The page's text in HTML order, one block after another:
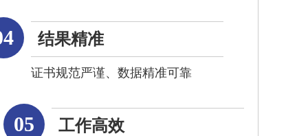
结果精准
证书规范严谨、数据精准可靠
05 工作高效